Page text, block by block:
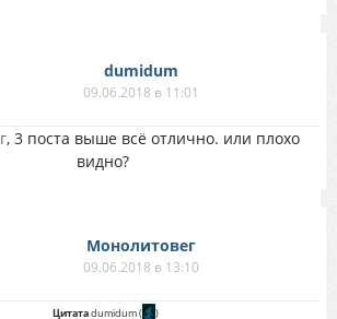
dumidum
09.06.2018 в 11:01
, 3 поста выше всё отлично. или плохо
видно?
Монолитовег
09.06.2018 в 13:10
Цитатаdumidum( )